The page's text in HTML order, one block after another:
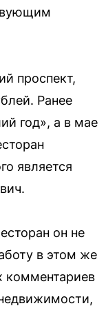
проспект,
Ранее
год», а в мае
является
он не
в этом же
комментариев